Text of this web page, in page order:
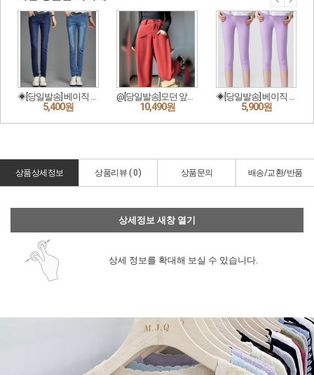
상품상세정보 상품리뷰 (0) 상품문의 배송/교환/반품
상세정보 새창 열기
상세 정보를 확대해 보실 수 있습니다.